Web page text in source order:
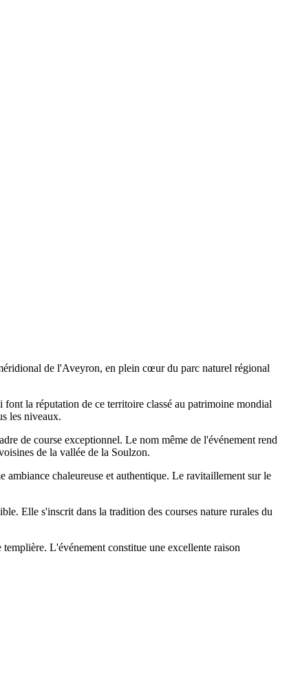
de l'Aveyron, en plein cœur du parc naturel régional
font la réputation de ce territoire classé au patrimoine mondial
les niveaux.
de course exceptionnel. Le nom même de l'événement rend
de la vallée de la Soulzon.
ambiance chaleureuse et authentique. Le ravitaillement sur le
Elle s'inscrit dans la tradition des courses nature rurales du
L'événement constitue une excellente raison